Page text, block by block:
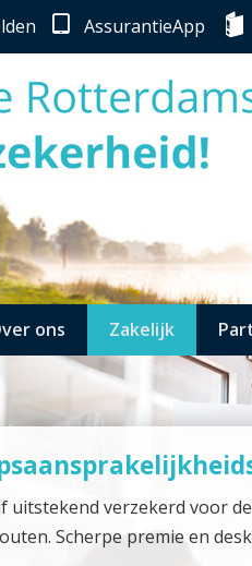
AssurantieApp
ons Zakelijk
uitstekend verzekerd voor
Scherpe premie en